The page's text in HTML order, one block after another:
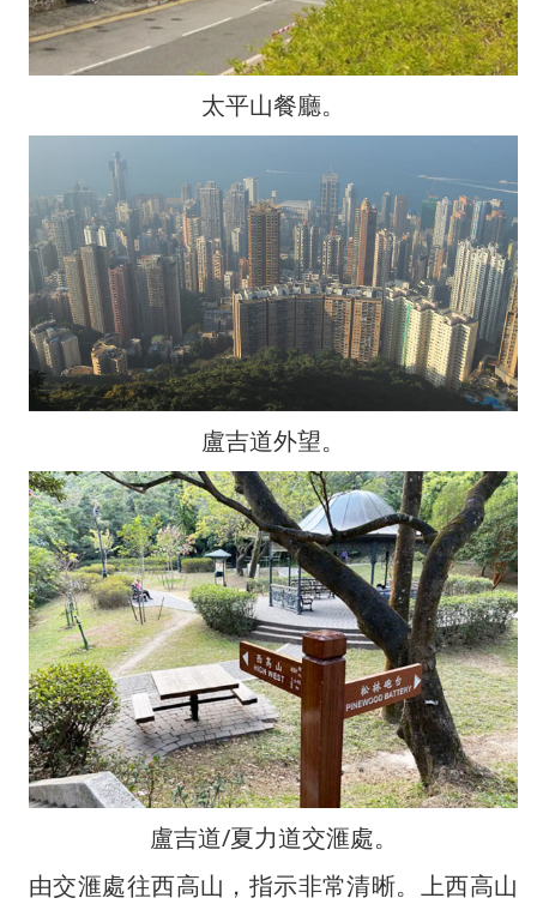
太平山餐廳。
盧吉道外望。
盧吉道/夏力道交滙處。
由交滙處往西高山，指示非常清晰。上西高山